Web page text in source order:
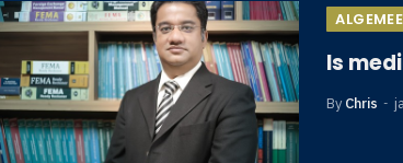
Is
By Chris